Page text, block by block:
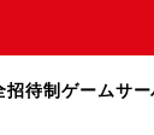
招待制ゲームサ